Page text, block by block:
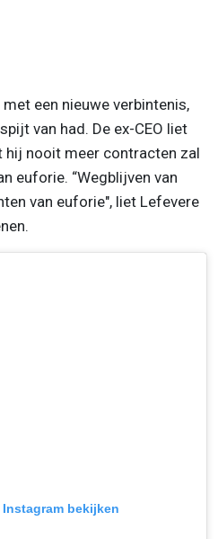
een nieuwe verbintenis,
van had. De ex-CEO liet
hij nooit meer contracten zal
euforie. “Wegblijven van
van euforie", liet Lefevere
bekijken